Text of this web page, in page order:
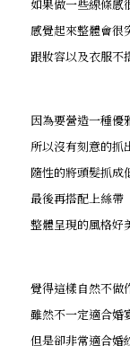
如果做一些線條感
感覺起來整體會很
跟妝容以及衣服不
因為要營造一種優
所以沒有刻意的抓
隨性的將頭髮抓成
最後再搭配上絲帶
整體呈現的風格好
覺得這樣自然不做
雖然不一定適合婚
但是卻非常適合婚